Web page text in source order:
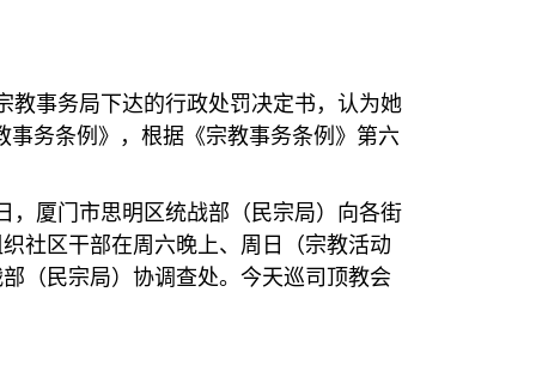
教事务局下达的行政处罚决定书，认为她
事务条例》，根据《宗教事务条例》第六
，厦门市思明区统战部（民宗局）向各街
社区干部在周六晚上、周日（宗教活动
（民宗局）协调查处。今天巡司顶教会